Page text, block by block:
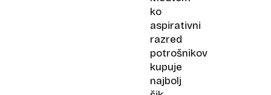
ko
aspirativni
razred
potrošnikov
kupuje
najbolj